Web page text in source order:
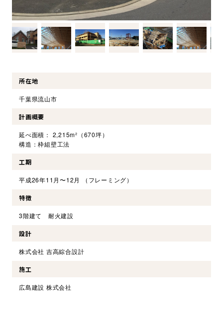
環境・社会への取り組み
モッケン便り
所在地
千葉県流山市
計画概要
延べ面積： 2,215m²（670坪）
構造：枠組壁工法
工期
平成26年11月〜12月 （フレーミング）
特徴
3階建て 耐火建設
設計
株式会社 吉高綜合設計
施工
広島建設 株式会社